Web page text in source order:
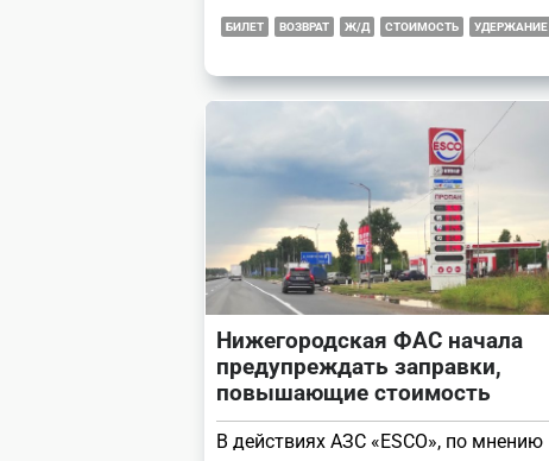
БИЛЕТ ВОЗВРАТ Ж/Д СТОИМОСТЬ УДЕРЖАНИЕ
Нижегородская ФАС начала
предупреждать заправки,
повышающие стоимость
В действиях АЗС «ESCO», по мнению